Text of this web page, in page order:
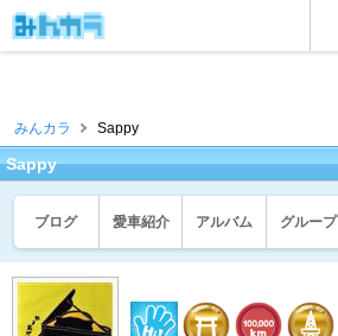
みんカラ Sappy
Sappy
ブログ 愛車紹介 アルバム グループ